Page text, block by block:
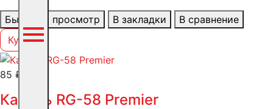
Быстрый просмотр В закладки
В сравнение
Купить
85 ₽
Кабель RG-58 Premier